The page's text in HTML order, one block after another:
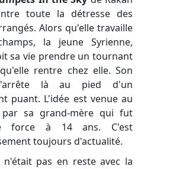
toute la détresse des
Alors qu'elle travaille
la jeune Syrienne,
sa vie prendre un tournant
rentre chez elle. Son
là au pied d'un
puant. L'idée est venue au
par sa grand-mère qui fut
force à 14 ans. C'est
toujours d'actualité.
n'était pas en reste avec la